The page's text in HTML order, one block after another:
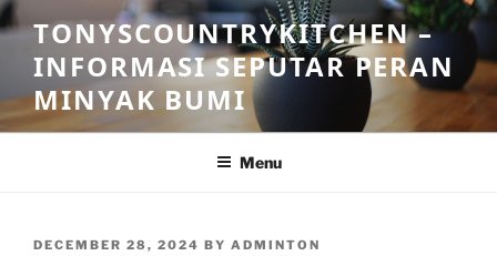
Skip
to
content
TONYSCOUNTRYKITCHEN –
INFORMASI SEPUTAR PERAN
MINYAK BUMI
Menu
POSTED
DECEMBER 28, 2024 BY ADMINTON